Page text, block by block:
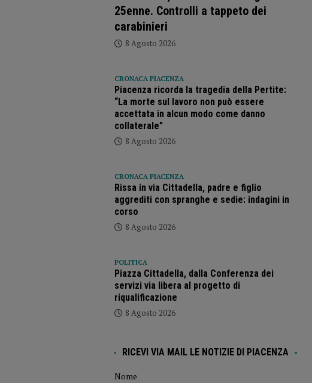
25enne. Controlli a tappeto dei
carabinieri
8 Agosto 2026
CRONACA PIACENZA
Piacenza ricorda la tragedia della Pertite:
“La morte sul lavoro non può essere
accettata in alcun modo come danno
collaterale”
8 Agosto 2026
CRONACA PIACENZA
Rissa in via Cittadella, padre e figlio
aggrediti con spranghe e sedie: indagini in
corso
8 Agosto 2026
POLITICA
Piazza Cittadella, dalla Conferenza dei
servizi via libera al progetto di
riqualificazione
8 Agosto 2026
RICEVI VIA MAIL LE NOTIZIE DI PIACENZA
Nome